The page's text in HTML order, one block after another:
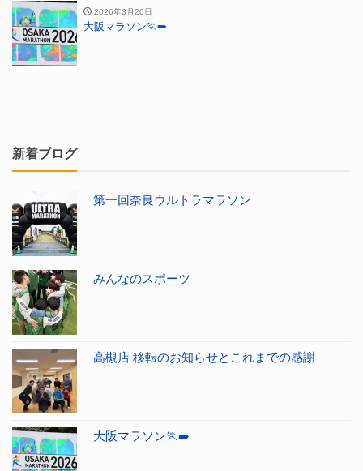
2026年3月20日
大阪マラソン🏃‍➡️
新着ブログ
第一回奈良ウルトラマラソン
みんなのスポーツ
高槻店 移転のお知らせとこれまでの感謝
大阪マラソン🏃‍➡️